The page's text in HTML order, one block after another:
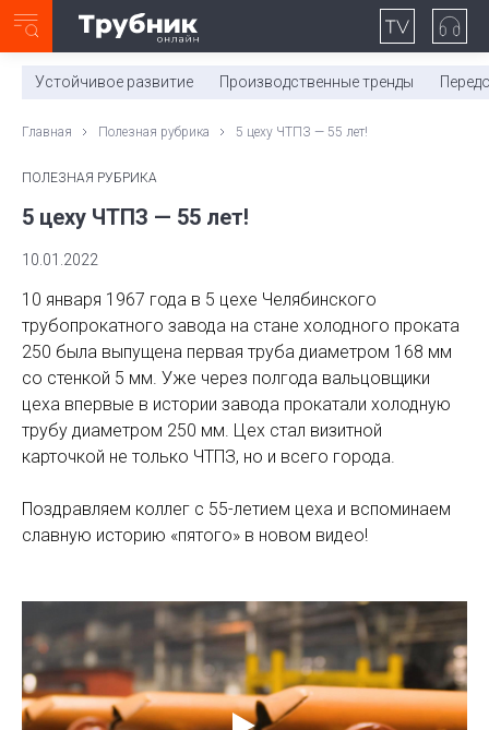
0:00/ 11:03
Устойчивое развитие Производственные тренды
Главная Полезная рубрика 5 цеху ЧТПЗ — 55 лет!
ПОЛЕЗНАЯ РУБРИКА
5 цеху ЧТПЗ — 55 лет!
10.01.2022
10 января 1967 года в 5 цехе Челябинского
трубопрокатного завода на стане холодного проката
250 была выпущена первая труба диаметром 168 мм
со стенкой 5 мм. Уже через полгода вальцовщики
цеха впервые в истории завода прокатали холодную
трубу диаметром 250 мм. Цех стал визитной
карточкой не только ЧТПЗ, но и всего города.
Поздравляем коллег с 55-летием цеха и вспоминаем
славную историю «пятого» в новом видео!